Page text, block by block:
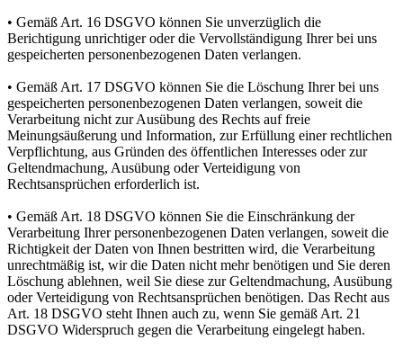
• Gemäß Art. 16 DSGVO können Sie unverzüglich die
Berichtigung unrichtiger oder die Vervollständigung Ihrer bei uns
gespeicherten personenbezogenen Daten verlangen.
• Gemäß Art. 17 DSGVO können Sie die Löschung Ihrer bei uns
gespeicherten personenbezogenen Daten verlangen, soweit die
Verarbeitung nicht zur Ausübung des Rechts auf freie
Meinungsäußerung und Information, zur Erfüllung einer rechtlichen
Verpflichtung, aus Gründen des öffentlichen Interesses oder zur
Geltendmachung, Ausübung oder Verteidigung von
Rechtsansprüchen erforderlich ist.
• Gemäß Art. 18 DSGVO können Sie die Einschränkung der
Verarbeitung Ihrer personenbezogenen Daten verlangen, soweit die
Richtigkeit der Daten von Ihnen bestritten wird, die Verarbeitung
unrechtmäßig ist, wir die Daten nicht mehr benötigen und Sie deren
Löschung ablehnen, weil Sie diese zur Geltendmachung, Ausübung
oder Verteidigung von Rechtsansprüchen benötigen. Das Recht aus
Art. 18 DSGVO steht Ihnen auch zu, wenn Sie gemäß Art. 21
DSGVO Widerspruch gegen die Verarbeitung eingelegt haben.